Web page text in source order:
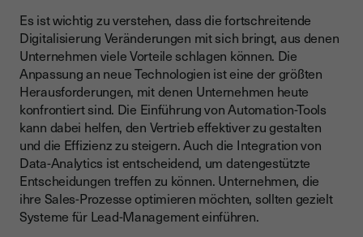
Es ist wichtig zu verstehen, dass die fortschreitende
Digitalisierung Veränderungen mit sich bringt, aus denen
Unternehmen viele Vorteile schlagen können. Die
Anpassung an neue Technologien ist eine der größten
Herausforderungen, mit denen Unternehmen heute
konfrontiert sind. Die Einführung von Automation-Tools
kann dabei helfen, den Vertrieb effektiver zu gestalten
und die Effizienz zu steigern. Auch die Integration von
Data-Analytics ist entscheidend, um datengestützte
Entscheidungen treffen zu können. Unternehmen, die
ihre Sales-Prozesse optimieren möchten, sollten gezielt
Systeme für Lead-Management einführen.